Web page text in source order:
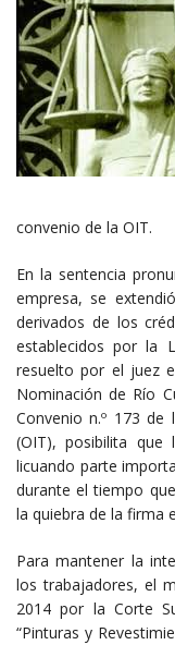
convenio de la OIT.
En la sentencia
empresa, se
derivados de los
establecidos por la
resuelto por el juez
Nominación de Río
Convenio n.º 173 de
(OIT), posibilita
licuando parte
durante el tiempo
la quiebra de la firma
Para mantener la
los trabajadores, el
2014 por la Corte
“Pinturas y